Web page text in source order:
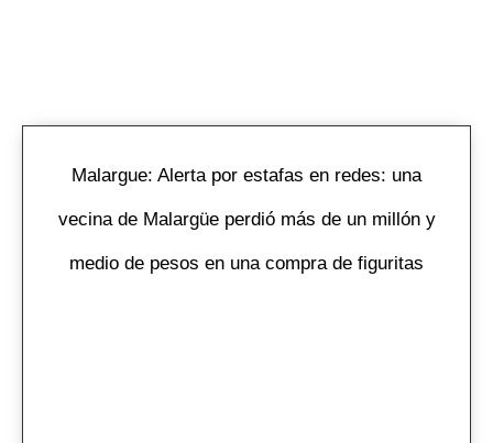
Malargue: Alerta por estafas en redes: una
vecina de Malargüe perdió más de un millón y
medio de pesos en una compra de figuritas